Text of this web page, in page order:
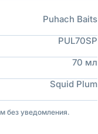
Puhach Baits
PUL70SP
70 мл
Squid Plum
без уведомления.